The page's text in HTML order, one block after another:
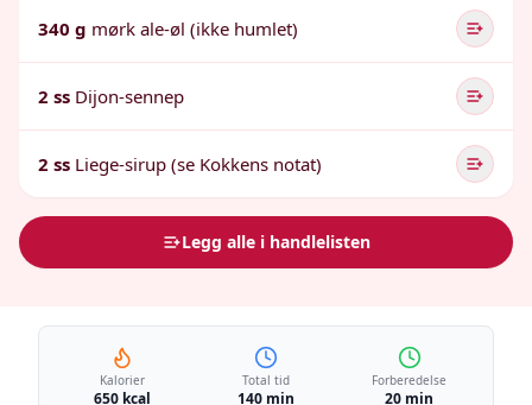
340 g mørk ale-øl (ikke humlet)
2 ss Dijon-sennep
2 ss Liege-sirup (se Kokkens notat)
Legg alle i handlelisten
Kalorier
650 kcal
Total tid
140 min
Forberedelse
20 min